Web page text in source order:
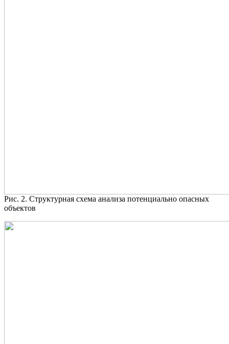
Рис. 2. Структурная схема анализа потенциально опасных
объектов